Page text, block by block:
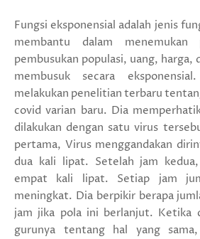
Fungsi eksponensial adalah jenis
membantu dalam menemukan
pembusukan populasi, uang, harga,
membusuk secara
melakukan penelitian terbaru
covid varian baru. Dia
dilakukan dengan satu virus
pertama, Virus menggandakan
dua kali lipat. Setelah jam
empat kali lipat. Setiap jam
meningkat. Dia berpikir berapa
jam jika pola ini berlanjut. Ketika
gurunya tentang hal yang